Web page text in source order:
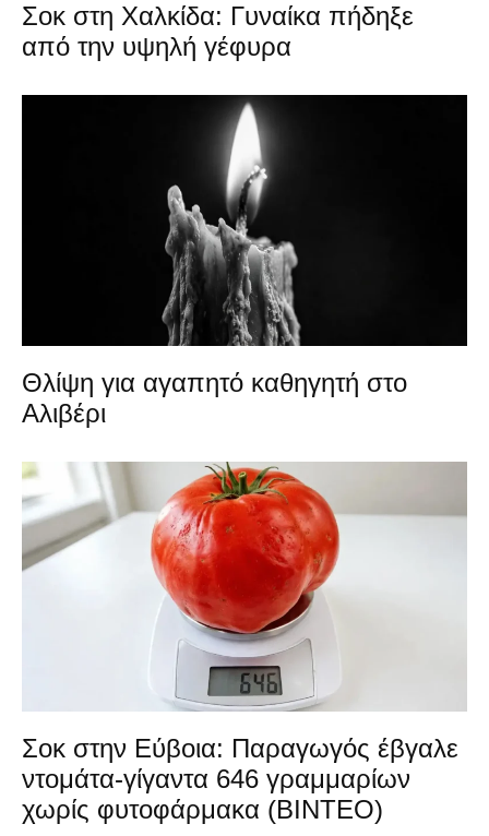
Σοκ στη Χαλκίδα: Γυναίκα πήδηξε
από την υψηλή γέφυρα
Θλίψη για αγαπητό καθηγητή στο
Αλιβέρι
Σοκ στην Εύβοια: Παραγωγός έβγαλε
ντομάτα-γίγαντα 646 γραμμαρίων
χωρίς φυτοφάρμακα (ΒΙΝΤΕΟ)